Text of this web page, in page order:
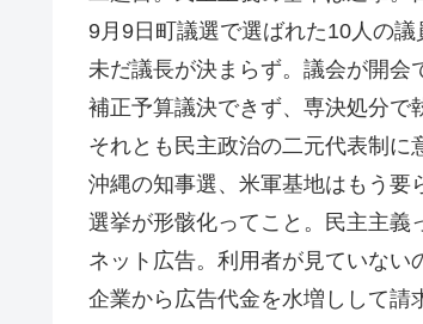
9月9日町議選で選ばれた10人の議
未だ議長が決まらず。議会が開会
補正予算議決できず、専決処分で
それとも民主政治の二元代表制に
沖縄の知事選、米軍基地はもう要
選挙が形骸化ってこと。民主主義
ネット広告。利用者が見ていない
企業から広告代金を水増しして請